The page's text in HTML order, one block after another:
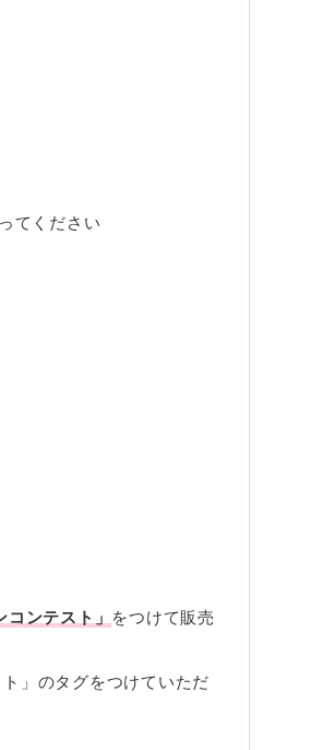
てください
コンテスト」 をつけて販売
」のタグをつけていただ